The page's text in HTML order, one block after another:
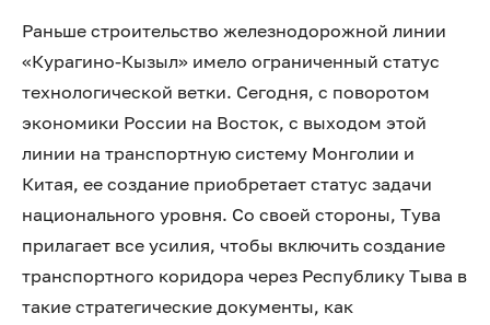
Раньше строительство железнодорожной линии
«Курагино-Кызыл» имело ограниченный статус
технологической ветки. Сегодня, с поворотом
экономики России на Восток, с выходом этой
линии на транспортную систему Монголии и
Китая, ее создание приобретает статус задачи
национального уровня. Со своей стороны, Тува
прилагает все усилия, чтобы включить создание
транспортного коридора через Республику Тыва в
такие стратегические документы, как